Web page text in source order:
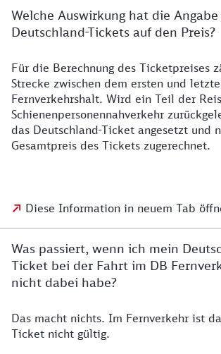
Welche Auswirkung hat die
Deutschland-Tickets auf den Preis?
Für die Berechnung des Ticketpreises
Strecke zwischen dem ersten und
Fernverkehrshalt. Wird ein Teil der
Schienenpersonennahverkehr
das Deutschland-Ticket angesetzt und
Gesamtpreis des Tickets zugerechnet.
Diese Information in neuem Tab
Was passiert, wenn ich mein
Ticket bei der Fahrt im DB
nicht dabei habe?
Das macht nichts. Im Fernverkehr ist
Ticket nicht gültig.